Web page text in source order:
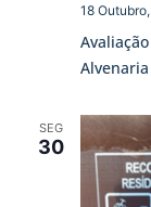
18
SEG
30